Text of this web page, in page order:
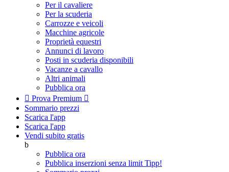
Per il cavaliere
Per la scuderia
Carrozze e veicoli
Macchine agricole
Proprietà equestri
Annunci di lavoro
Posti in scuderia disponibili
Vacanze a cavallo
Altri animali
Pubblica ora
 Prova Premium 
Sommario prezzi
Scarica l'app
Scarica l'app
Vendi subito gratis
b
Pubblica ora
Pubblica inserzioni senza limit Tipp!